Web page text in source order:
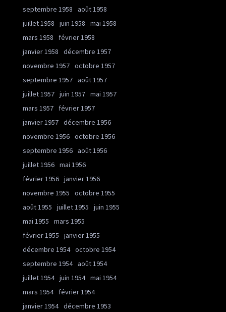
septembre 1958
août 1958
juillet 1958
juin 1958
mai 1958
mars 1958
février 1958
janvier 1958
décembre 1957
novembre 1957 octobre 1957
septembre 1957 août 1957
juillet 1957 juin 1957 mai 1957
mars 1957
février 1957
janvier 1957 décembre 1956
novembre 1956 octobre 1956
septembre 1956 août 1956
juillet 1956 mai 1956
février 1956 janvier 1956
novembre 1955
octobre 1955
août 1955
juillet 1955
juin 1955
mai 1955
mars 1955
février 1955
janvier 1955
décembre 1954 octobre 1954
septembre 1954 août 1954
juillet 1954 juin 1954 mai 1954
mars 1954
février 1954
janvier 1954 décembre 1953